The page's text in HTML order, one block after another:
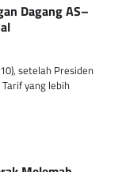
Dagang AS–
setelah Presiden
yang lebih